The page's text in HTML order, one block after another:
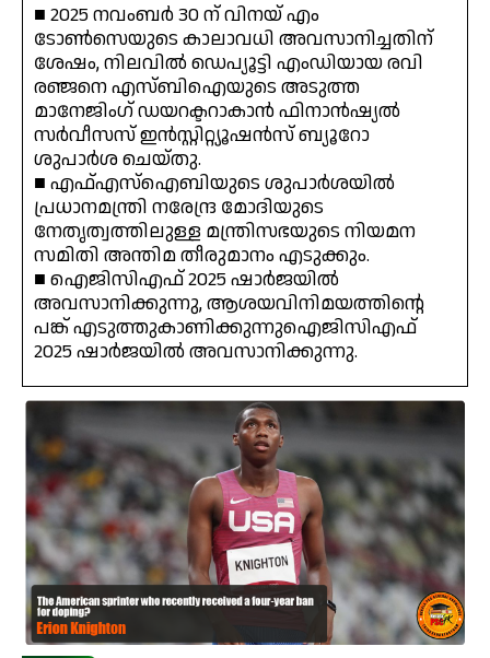
■ 2025 നവംബർ 30 ന് വിനയ് എം
ടോൺസെയുടെ കാലാവധി അവസാനിച്ചതിന്
ശേഷം, നിലവിൽ ഡെപ്യൂട്ടി എം‌ഡിയായ രവി
രഞ്ജനെ എസ്‌ബി‌ഐയുടെ അടുത്ത
മാനേജിംഗ് ഡയറക്ടറാകാൻ ഫിനാൻഷ്യൽ
സർവീസസ് ഇൻസ്റ്റിറ്റ്യൂഷൻസ് ബ്യൂറോ
ശുപാർശ ചെയ്തു.
■ എഫ്‌എസ്‌ഐബിയുടെ ശുപാർശയിൽ
പ്രധാനമന്ത്രി നരേന്ദ്ര മോദിയുടെ
നേതൃത്വത്തിലുള്ള മന്ത്രിസഭയുടെ നിയമന
സമിതി അന്തിമ തീരുമാനം എടുക്കും.
■ ഐ‌ജി‌സി‌എഫ് 2025 ഷാർജയിൽ
അവസാനിക്കുന്നു, ആശയവിനിമയത്തിന്റെ
പങ്ക് എടുത്തുകാണിക്കുന്നുഐ‌ജി‌സി‌എഫ്
2025 ഷാർജയിൽ അവസാനിക്കുന്നു.